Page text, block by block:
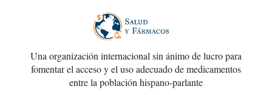
Una organización internacional sin ánimo de lucro para
fomentar el acceso y el uso adecuado de medicamentos
entre la población hispano-parlante